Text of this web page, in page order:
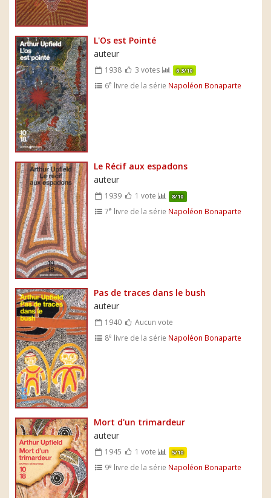
L'Os est Pointé
auteur
1938 3 votes 6.3/10
6e livre de la série Napoléon Bonaparte
Le Récif aux espadons
auteur
1939 1 vote 8/10
7e livre de la série Napoléon Bonaparte
Pas de traces dans le bush
auteur
1940
Aucun vote
8e livre de la série Napoléon Bonaparte
Mort d'un trimardeur
auteur
1945 1 vote 5/10
9e livre de la série Napoléon Bonaparte